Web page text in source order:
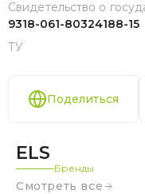
Свидетельство о
9318-061-80324188-15
ТУ
Поделиться
ELS
Бренды
Смотреть все